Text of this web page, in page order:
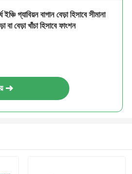
ইঞ্চি গ্যাবিয়ন বাগান বেড়া হিসাবে সীমানা
বা বেড়া খাঁচা হিসাবে ফাংশন